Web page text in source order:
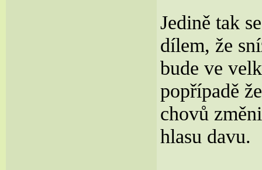
Jedině tak
dílem, že
bude ve
popřípadě
chovů
hlasu davu.